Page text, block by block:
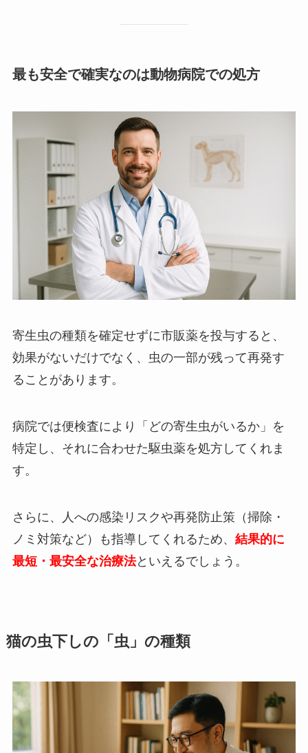
最も安全で確実なのは動物病院での処方
寄生虫の種類を確定せずに市販薬を投与すると、
効果がないだけでなく、虫の一部が残って再発す
ることがあります。
病院では便検査により「どの寄生虫がいるか」を
特定し、それに合わせた駆虫薬を処方してくれま
す。
さらに、人への感染リスクや再発防止策（掃除・
ノミ対策など）も指導してくれるため、 結果的に
最短・最安全な治療法といえるでしょう。
猫の虫下しの「虫」の種類